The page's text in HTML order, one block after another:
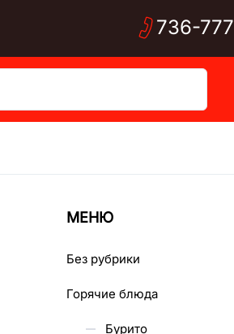
736-777
МЕНЮ
Без рубрики
Горячие блюда
Бурито